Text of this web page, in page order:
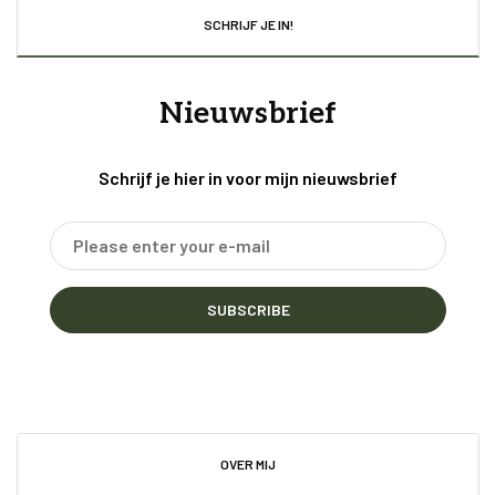
SCHRIJF JE IN!
Nieuwsbrief
Schrijf je hier in voor mijn nieuwsbrief
SUBSCRIBE
OVER MIJ